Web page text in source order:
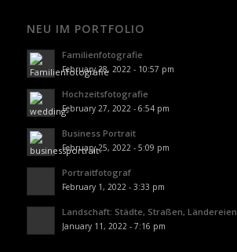
NEU IM PORTFOLIO
Familienfotografie
February 28, 2022 - 10:57 pm
Hochzeitsfotografie
February 27, 2022 - 6:54 pm
Business Portrait
February 25, 2022 - 5:09 pm
Portraitfotograf
February 1, 2022 - 3:33 pm
Landschaft: Städte, Straßen, Ländereien
January 11, 2022 - 7:16 pm